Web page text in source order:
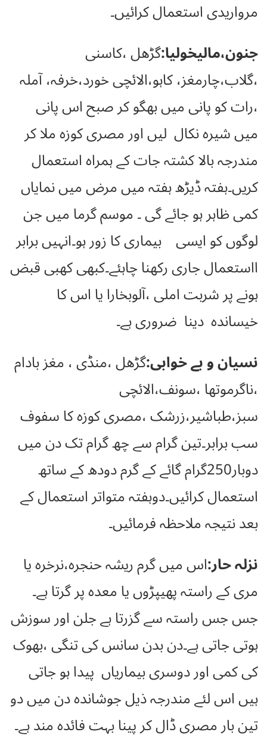
مرواریدی استعمال کرائیں۔
جنون،مالیخولیا:گڑھل ،کاسنی
،گلاب،چارمغز، کاہو،الائچی خورد،خرفہ، آملہ
،رات کو پانی میں بھگو کر صبح اس پانی
میں شیرہ نکال لیں اور مصری کوزہ ملا کر
مندرجہ بالا کشتہ جات کے ہمراہ استعمال
کریں۔ہفتہ ڈیڑھ ہفتہ میں مرض میں نمایاں
کمی ظاہر ہو جائے گی ۔ موسم گرما میں جن
لوگوں کو ایسی بیماری کا زور ہو۔انہیں برابر
ااستعمال جاری رکھنا چاہئے۔کبھی کھبی قبض
ہونے پر شربت املی ،آلوبخارا یا اس کا
خیساندہ دینا ضروری ہے۔
نسیان و بے خوابی:گڑھل ،منڈی ، مغز بادام
،ناگرموتھا ،سونف،الائچی
سبز،طباشیر،زرشک ،مصری کوزہ کا سفوف
سب برابر۔تین گرام سے چھ گرام تک دن میں
دوبار250گرام گائے کے گرم دودھ کے ساتھ
استعمال کرائیں۔دوہفتہ متواتر استعمال کے
بعد نتیجہ ملاحظہ فرمائیں۔
نزلہ حار:اس میں گرم ریشہ حنجرہ،نرخرہ یا
مری کے راستہ پھیپڑوں یا معدہ پر گرتا ہے۔
جس جس راستہ سے گزرتا ہے جلن اور سوزش
ہوتی جاتی ہے۔دن بدن سانس کی تنگی ،بھوک
کی کمی اور دوسری بیماریاں پیدا ہو جاتی
ہیں اس لئے مندرجہ ذیل جوشاندہ دن میں دو
تین بار مصری ڈال کر پینا بہت فائدہ مند ہے۔